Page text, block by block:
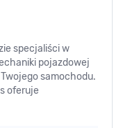
specjaliści w
pojazdowej
samochodu.
oferuje